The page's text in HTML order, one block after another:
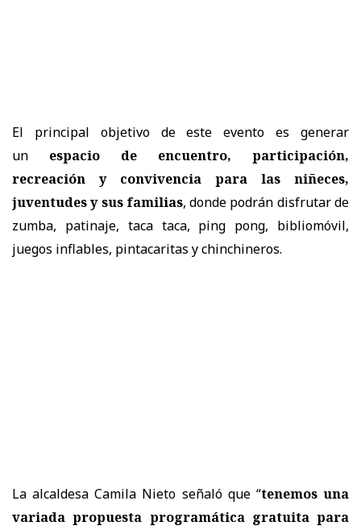
El principal objetivo de este evento es generar
un
espacio de encuentro, participación,
recreación y convivencia para las niñeces,
juventudes y sus familias, donde podrán disfrutar de
zumba, patinaje, taca taca, ping pong, bibliomóvil,
juegos inflables, pintacaritas y chinchineros.
La alcaldesa Camila Nieto señaló que “tenemos una
variada propuesta programática gratuita para